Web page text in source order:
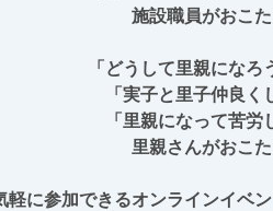
施設職員がおこた
「どうして里親になろ
「実子と里子仲良く
「里親になって苦労
里親さんがおこ
軽に参加できるオンラインイベ